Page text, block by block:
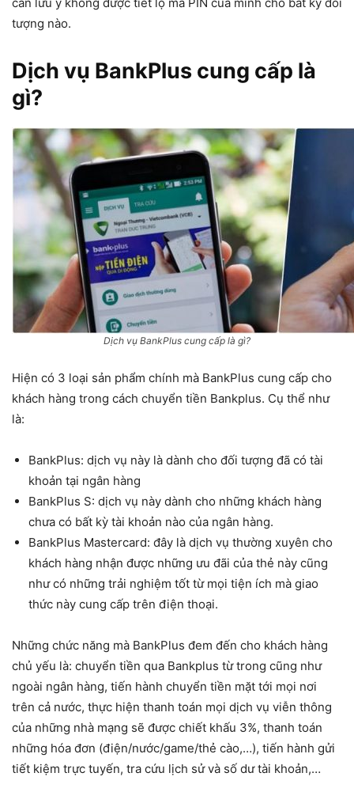
tượng nào.
Dịch vụ BankPlus cung cấp là
gì?
Dịch vụ BankPlus cung cấp là gì?
Hiện có 3 loại sản phẩm chính mà BankPlus cung cấp cho
khách hàng trong cách chuyển tiền Bankplus. Cụ thể như
là:
BankPlus: dịch vụ này là dành cho đối tượng đã có tài
khoản tại ngân hàng
BankPlus S: dịch vụ này dành cho những khách hàng
chưa có bất kỳ tài khoản nào của ngân hàng.
BankPlus Mastercard: đây là dịch vụ thường xuyên cho
khách hàng nhận được những ưu đãi của thẻ này cũng
như có những trải nghiệm tốt từ mọi tiện ích mà giao
thức này cung cấp trên điện thoại.
Những chức năng mà BankPlus đem đến cho khách hàng
chủ yếu là: chuyển tiền qua Bankplus từ trong cũng như
ngoài ngân hàng, tiến hành chuyển tiền mặt tới mọi nơi
trên cả nước, thực hiện thanh toán mọi dịch vụ viễn thông
của những nhà mạng sẽ được chiết khấu 3%, thanh toán
những hóa đơn (điện/nước/game/thẻ cào,…), tiến hành gửi
tiết kiệm trực tuyến, tra cứu lịch sử và số dư tài khoản,…